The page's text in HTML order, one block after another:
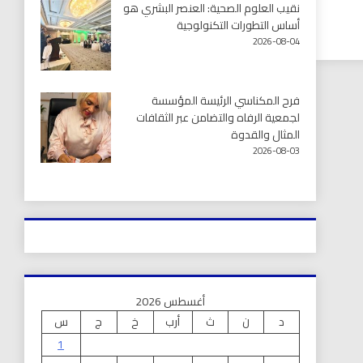
نقيب العلوم الصحية: العنصر البشري هو
أساس التطورات التكنولوجية
2026-08-04
فرح المكناسي الرئيسة المؤسسة
لجمعية الرفاه والتضامن عبر الثقافات
المثال والقدوة
2026-08-03
أغسطس 2026
د
ن ث أرب خ ج
س
1